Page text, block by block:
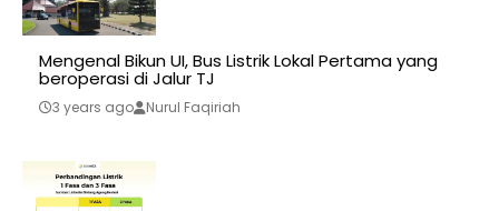
Mengenal Bikun UI, Bus Listrik Lokal Pertama yang
beroperasi di Jalur TJ
3 years ago Nurul Faqiriah